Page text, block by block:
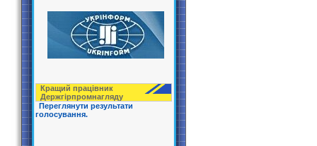
Кращий працівник
Держгірпрoмнагляду
Переглянути результати
голосування.